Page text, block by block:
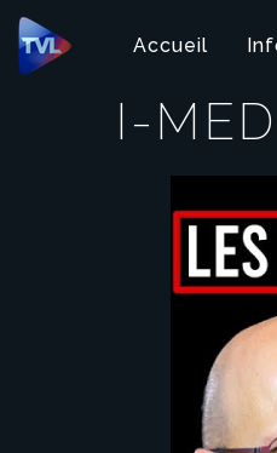
Panneau de gestion des
Accueil
I-